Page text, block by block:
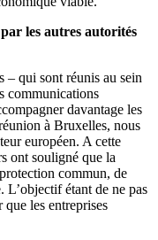
les autres autorités
– qui sont réunis au sein
communications
davantage les
à Bruxelles, nous
européen. A cette
ont souligné que la
commun, de
L’objectif étant de ne pas
les entreprises